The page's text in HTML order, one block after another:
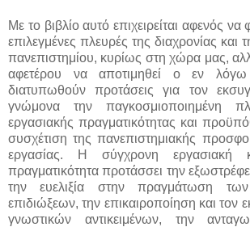
Με το βιβλίο αυτό επιχειρείται αφενός να
επιλεγμένες πλευρές της διαχρονίας και
πανεπιστημίου, κυρίως στη χώρα μας,
αφετέρου να αποτιμηθεί ο εν
διατυπωθούν προτάσεις για τον
γνώμονα την παγκοσμιοποιημένη
εργασιακής πραγματικότητας και
συσχέτιση της πανεπιστημιακής
εργασίας. Η σύγχρονη εργασιακή
πραγματικότητα προτάσσει την
την ευελιξία στην πραγμάτωση των
επιδιώξεων, την επικαιροποίηση και τον
γνωστικών αντικειμένων, την